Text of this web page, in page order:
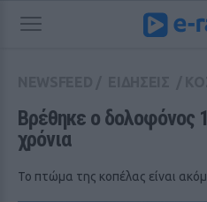
Βρέθηκε ο δολοφόνος
χρόνια
Το πτώμα της κοπέλας είναι